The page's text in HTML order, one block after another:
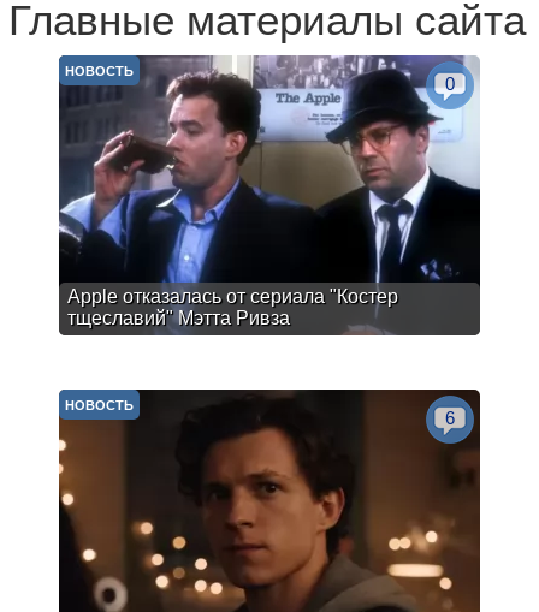
Главные материалы сайта
Apple отказалась от сериала "Костер
тщеславий" Мэтта Ривза
НОВОСТЬ
0
НОВОСТЬ
6